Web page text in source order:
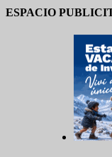
ESPACIO